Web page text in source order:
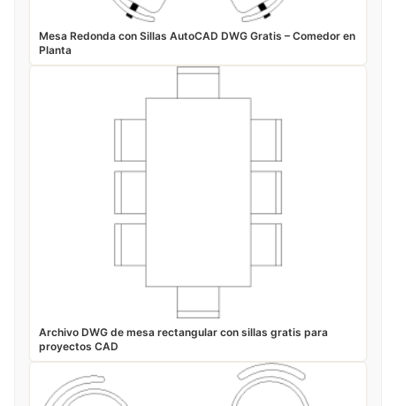
Mesa Redonda con Sillas AutoCAD DWG Gratis – Comedor en
Planta
Archivo DWG de mesa rectangular con sillas gratis para
proyectos CAD